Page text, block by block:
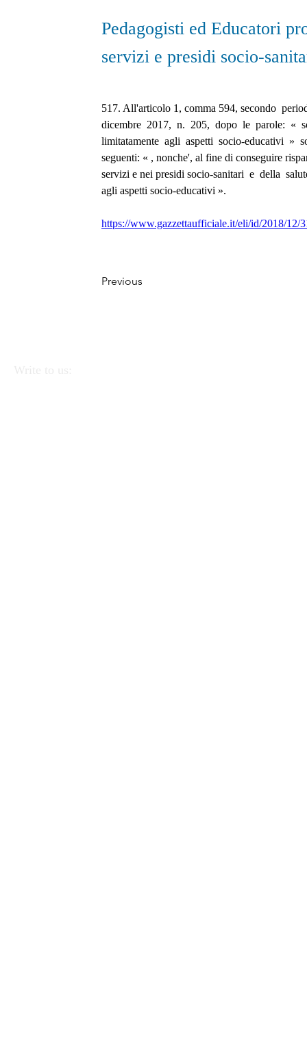
Pedagogisti ed Educatori
servizi e presidi socio-
517. All'articolo 1, comma 594, secondo
dicembre  2017,  n.  205,  dopo  le  parole:  «
limitatamente  agli  aspetti  socio-educativi  »
seguenti: « , nonche', al fine di conseguire
servizi e nei presidi socio-sanitari  e  della
agli aspetti socio-educativi ».
https://www.gazzettaufficiale.it/eli/id/2018/12/
Previous